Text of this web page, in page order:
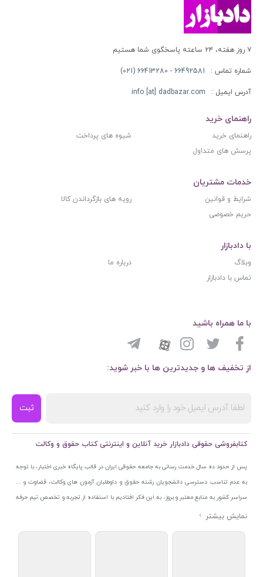
۷ روز هفته، ۲۴ ساعته پاسخگوی شما هستیم
شماره تماس : 66492581 - 66413280 (021)
آدرس ایمیل : info [at] dadbazar.com
راهنمای خرید
راهنمای خرید
شیوه های پرداخت
پرسش های متداول
خدمات مشتریان
شرایط و قوانین
رویه های بازگرداندن کالا
حریم خصوصی
با دادبازار
وبلاگ
درباره ما
تماس با دادبازار
از تخفیف ها و جدیدترین ها با خبر شوید:
ثبت
با ما همراه باشید
کتابفروشی حقوقی دادبازار خرید آنلاین و اینترنتی کتاب حقوق و وکالت
پس از حدود ده سال خدمت رسانی به جامعه حقوقی ایران در قالب پایگاه خبری اختبار، با توجه
به عدم تناسب دسترسی دانشجویان رشته حقوق و داوطلبان آزمون های وکالت، قضاوت و ...
سراسر کشور به منابع معتبر و بروز، به این فکر افتادیم با استفاده از تجربه و تخصص تیم حرفه
ای اختبار خدمتی جدید به جامعه حقوقی ایران ارائه کنیم. به این منظور با راه اندازی و تجهیز